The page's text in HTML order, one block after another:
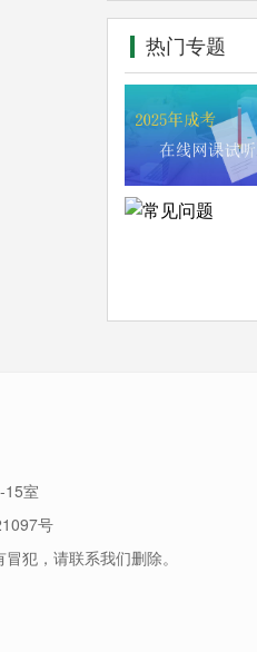
热门专题
15室
号
犯，请联系我们删除。